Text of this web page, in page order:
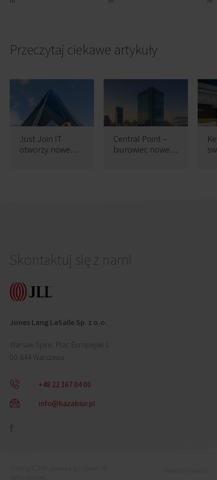
Przeczytaj ciekawe artykuły
Just Join IT
otworzy nowe
Central Point –
biurowiec nowej
Skontaktuj się z nami
Jones Lang LaSalle Sp. z o.o.
Warsaw Spire, Plac Europejski 1
00-844 Warszawa
+48 22 167 04 00
info@bazabiur.pl